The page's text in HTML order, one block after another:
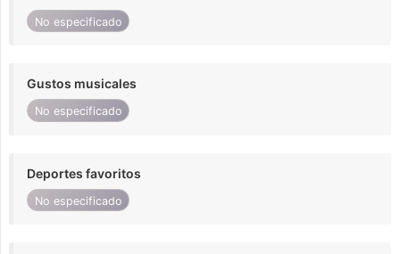
No especificado
Gustos musicales
No especificado
Deportes favoritos
No especificado